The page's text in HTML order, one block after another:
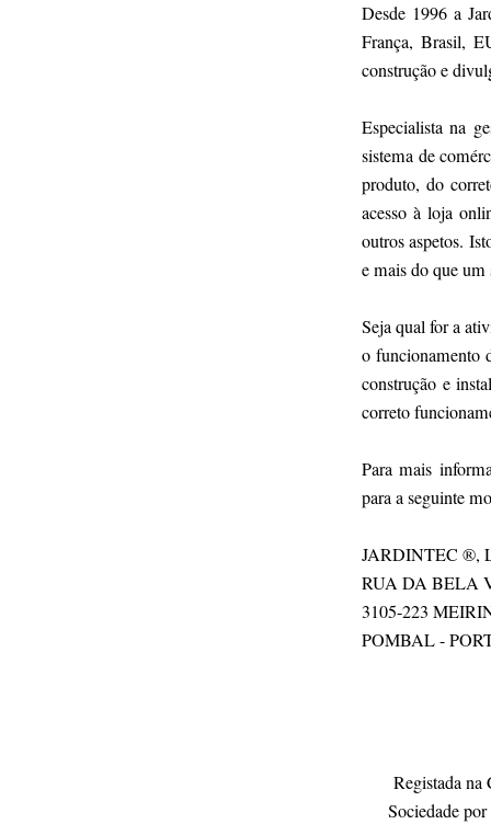
Desde 1996 a
França, Brasil,
construção e
Especialista na
sistema de
produto, do
acesso à loja
outros aspetos.
e mais do que
Seja qual for a
o funcionamento
construção e
correto
Para mais
para a seguinte
JARDINTEC ®,
RUA DA BELA
3105-223
POMBAL -
Registada na
Sociedade